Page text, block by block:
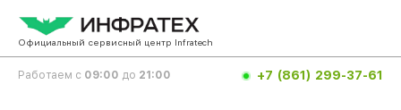
Официальный сервисный центр Infratech
Работаем с 09:00 до 21:00 +7 (861) 299-37-61